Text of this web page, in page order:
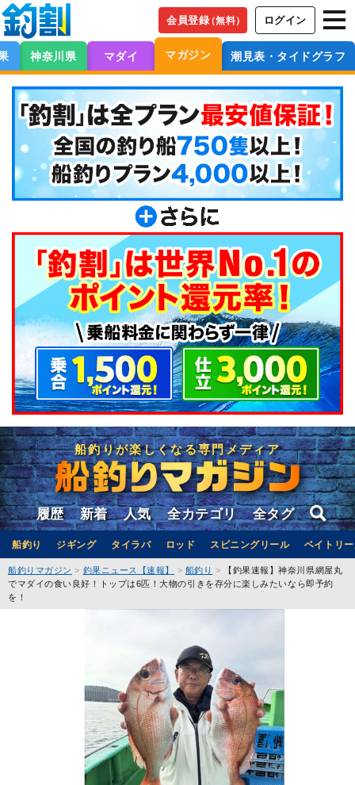
会員登録（無料） ログイン
神奈川県 マダイ マガジン 潮見表・タイドグラフ
船釣りが楽しくなる専門メディア
履歴 新着 人気 全カテゴリ 全タグ
船釣り ジギング タイラバ ロッド スピニングリール ベイトリ
船釣りマガジン 釣果ニュース【速報】 船釣り
【釣果速報】神奈川県網屋丸
でマダイの食い良好！トップは6匹！大物の引きを存分に楽しみたいなら即予約
を！